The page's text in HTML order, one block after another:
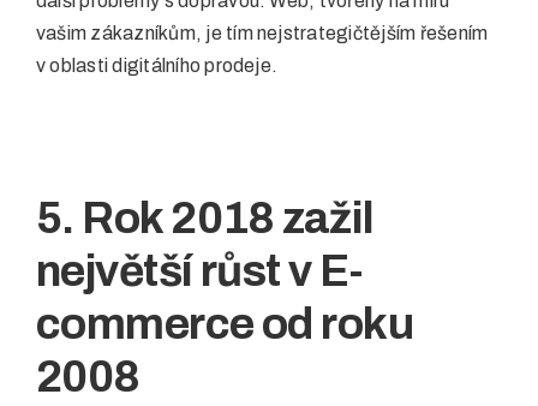
vašim zákazníkům, je tím nejstrategičtějším řešením
v oblasti digitálního prodeje.
5. Rok 2018 zažil
největší růst v E-
commerce od roku
2008